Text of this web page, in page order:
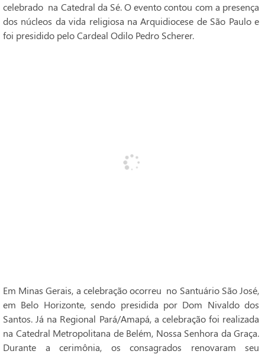
celebrado na Catedral da Sé. O evento contou com a presença
dos núcleos da vida religiosa na Arquidiocese de São Paulo e
foi presidido pelo Cardeal Odilo Pedro Scherer.
Em Minas Gerais, a celebração ocorreu no Santuário São José,
em Belo Horizonte, sendo presidida por Dom Nivaldo dos
Santos. Já na Regional Pará/Amapá, a celebração foi realizada
na Catedral Metropolitana de Belém, Nossa Senhora da Graça.
Durante a cerimônia, os consagrados renovaram seu